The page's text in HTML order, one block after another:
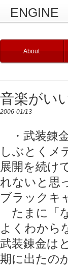
ENGINE
About
音楽がい
2006-01/13
・武装錬
しぶとくメ
展開を続け
れないと思
ブラックキ
たまに「
よくわから
武装錬金は
期に出た